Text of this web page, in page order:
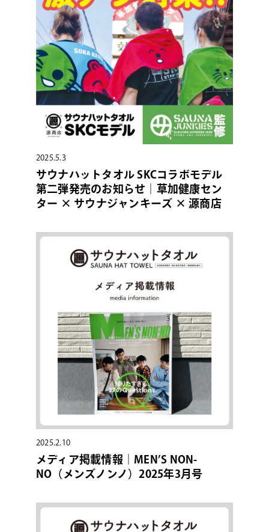
2025.5.3
サウナハットタオル SKCコラボモデル
第二弾発売のお知らせ｜草加健康セン
ター × サウナジャンキーズ × 源商店
2025.2.10
メディア掲載情報｜MEN’S NON-
NO（メンズノンノ）2025年3月号